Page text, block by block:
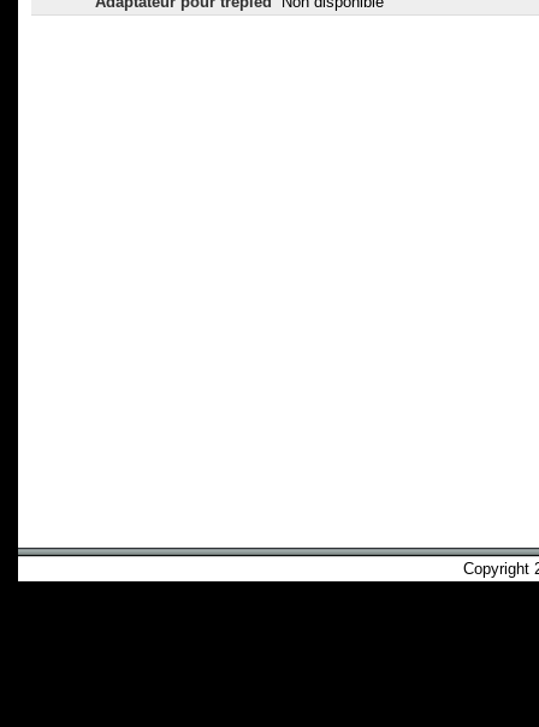
Copyright